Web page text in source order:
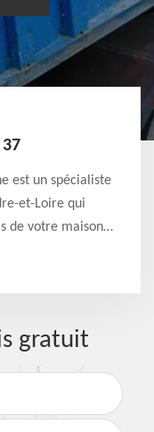
est un spécialiste
et-Loire qui
de votre maison
gratuit